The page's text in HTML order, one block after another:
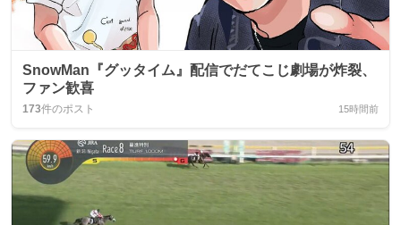
SnowMan『グッタイム』配信でだてこじ劇場が炸裂、
ファン歓喜
173件のポスト 15時間前